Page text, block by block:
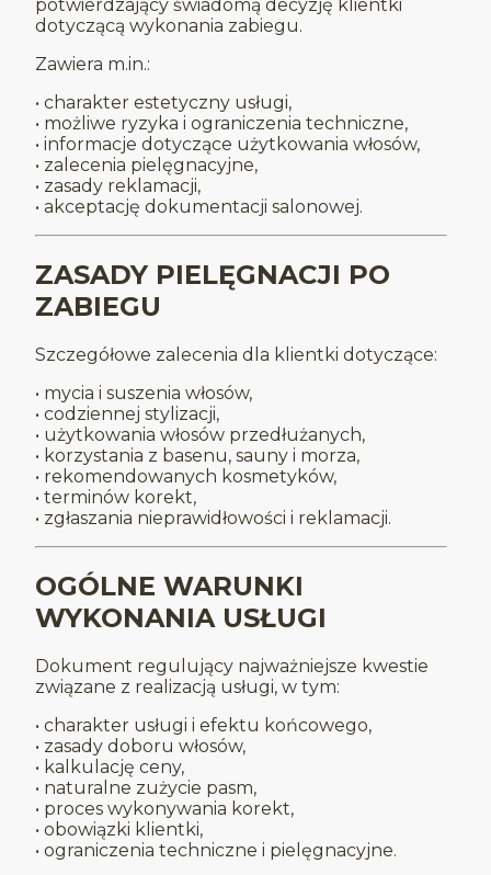
potwierdzający świadomą decyzję klientki
dotyczącą wykonania zabiegu.
Zawiera m.in.:
• charakter estetyczny usługi,
• możliwe ryzyka i ograniczenia techniczne,
• informacje dotyczące użytkowania włosów,
• zalecenia pielęgnacyjne,
• zasady reklamacji,
• akceptację dokumentacji salonowej.
ZASADY PIELĘGNACJI PO
ZABIEGU
Szczegółowe zalecenia dla klientki dotyczące:
• mycia i suszenia włosów,
• codziennej stylizacji,
• użytkowania włosów przedłużanych,
• korzystania z basenu, sauny i morza,
• rekomendowanych kosmetyków,
• terminów korekt,
• zgłaszania nieprawidłowości i reklamacji.
OGÓLNE WARUNKI
WYKONANIA USŁUGI
Dokument regulujący najważniejsze kwestie
związane z realizacją usługi, w tym:
• charakter usługi i efektu końcowego,
• zasady doboru włosów,
• kalkulację ceny,
• naturalne zużycie pasm,
• proces wykonywania korekt,
• obowiązki klientki,
• ograniczenia techniczne i pielęgnacyjne.